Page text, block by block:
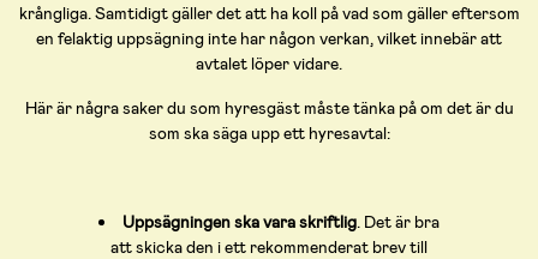
krångliga. Samtidigt gäller det att ha koll på vad som gäller eftersom
en felaktig uppsägning inte har någon verkan, vilket innebär att
avtalet löper vidare.
Här är några saker du som hyresgäst måste tänka på om det är du
som ska säga upp ett hyresavtal:
Uppsägningen ska vara skriftlig. Det är bra
att skicka den i ett rekommenderat brev till